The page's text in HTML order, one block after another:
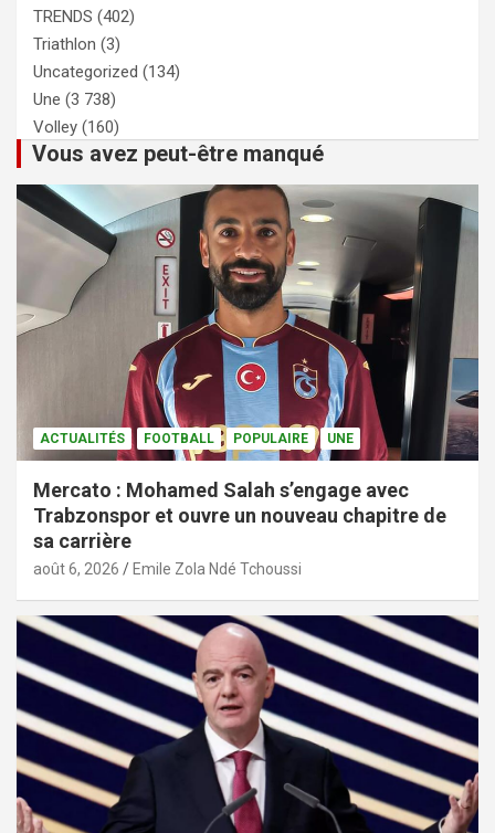
TRENDS (402)
Triathlon (3)
Uncategorized (134)
Une (3 738)
Volley (160)
Vous avez peut-être manqué
ACTUALITÉS FOOTBALL POPULAIRE UNE
Mercato : Mohamed Salah s’engage avec
Trabzonspor et ouvre un nouveau chapitre de
sa carrière
août 6, 2026 Emile Zola Ndé Tchoussi